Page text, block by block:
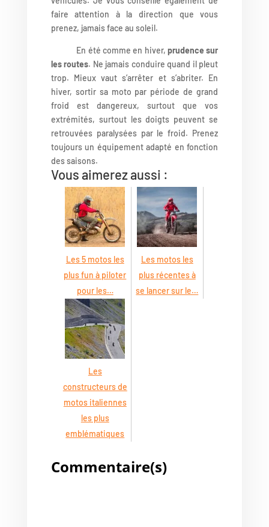
faire attention à la direction que vous
prenez, jamais face au soleil.
En été comme en hiver, prudence sur
les routes. Ne jamais conduire quand il pleut
trop. Mieux vaut s’arrêter et s’abriter. En
hiver, sortir sa moto par période de grand
froid est dangereux, surtout que vos
extrémités, surtout les doigts peuvent se
retrouvées paralysées par le froid. Prenez
toujours un équipement adapté en fonction
des saisons.
Vous aimerez aussi :
Les 5 motos les
plus fun à piloter
pour les…
Les motos les
plus récentes à
se lancer sur le…
Les
constructeurs de
motos italiennes
les plus
emblématiques
Commentaire(s)